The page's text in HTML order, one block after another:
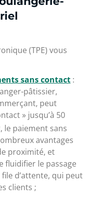
(TPE) vous
sans contact :
pâtissier,
peut
» jusqu’à 50
le paiement sans
avantages
proximité, et
fluidifier le passage
d’attente, qui peut
clients ;